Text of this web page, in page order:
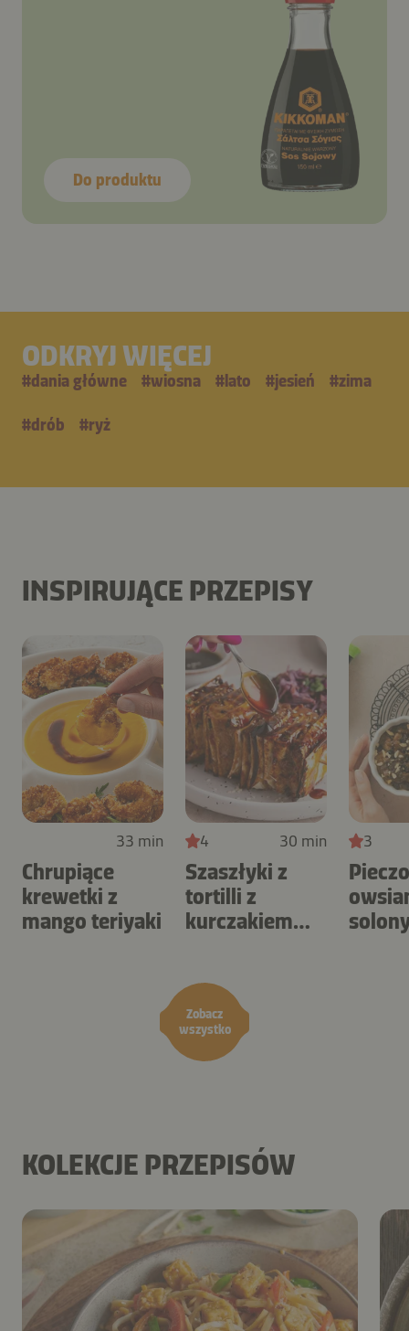
Do produktu
ODKRYJ WIĘCEJ
#dania główne #wiosna #lato #jesień #zima
#drób #ryż
INSPIRUJĄCE PRZEPISY
Zobacz
wszystko
33 min
Chrupiące
krewetki z
mango teriyaki
4 30 min
Szaszłyki z
tortilli z
kurczakiem
3
KOLEKCJE PRZEPISÓW